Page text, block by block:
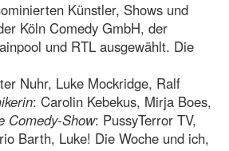
Künstler, Shows und
Köln Comedy GmbH, der
und RTL ausgewählt. Die
Nuhr, Luke Mockridge, Ralf
: Carolin Kebekus, Mirja Boes,
Comedy-Show: PussyTerror TV,
Barth, Luke! Die Woche und ich,